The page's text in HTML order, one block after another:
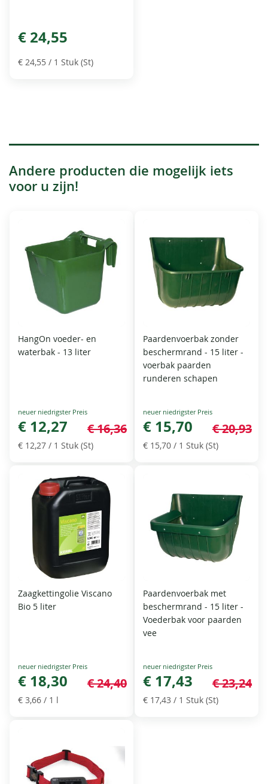
€ 24,55
€ 24,55 / 1 Stuk (St)
Andere producten die mogelijk iets
voor u zijn!
HangOn voeder- en
waterbak - 13 liter
Special
Price
€ 12,27 € 16,36
€ 12,27 / 1 Stuk (St)
Paardenvoerbak zonder
beschermrand - 15 liter -
voerbak paarden
runderen schapen
Special
Price
€ 15,70 € 20,93
€ 15,70 / 1 Stuk (St)
Zaagkettingolie Viscano
Bio 5 liter
Special
Price
€ 18,30 € 24,40
€ 3,66 / 1 l
Paardenvoerbak met
beschermrand - 15 liter -
Voederbak voor paarden
vee
Special
Price
€ 17,43 € 23,24
€ 17,43 / 1 Stuk (St)